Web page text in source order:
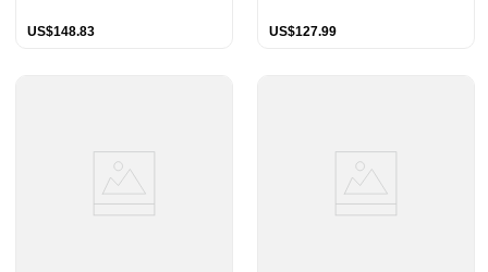
US$148.83 US$127.99